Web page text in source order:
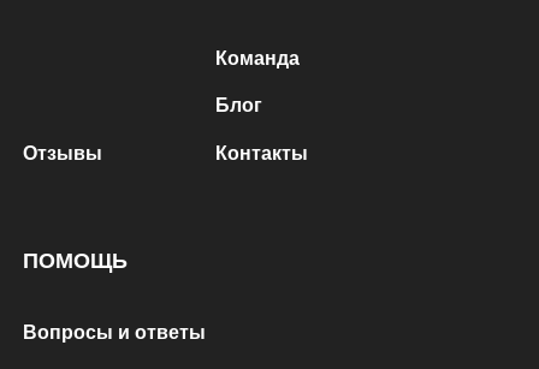
ПОМОЩЬ
Отзывы
Команда
Блог
Контакты
Вопросы и ответы